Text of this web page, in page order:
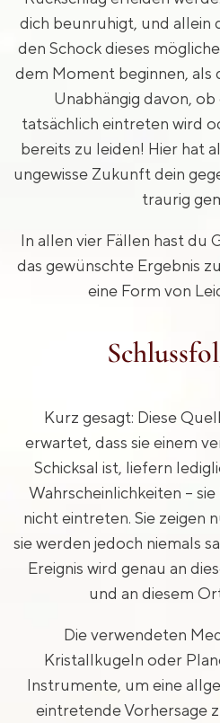
dich beunruhigt, und allein
den Schock dieses
dem Moment beginnen, als
Unabhängig davon,
tatsächlich eintreten wird
bereits zu leiden! Hier hat
ungewisse Zukunft dein
traurig
In allen vier Fällen hast du
das gewünschte Ergebnis
eine Form von
Kurz gesagt: Diese
erwartet, dass sie einem
Schicksal ist, liefern
Wahrscheinlichkeiten –
nicht eintreten. Sie zeigen
sie werden jedoch niemals
Ereignis wird genau an
und an diesem
Die verwendeten
Kristallkugeln oder
Instrumente, um eine
eintretende Vorhersage